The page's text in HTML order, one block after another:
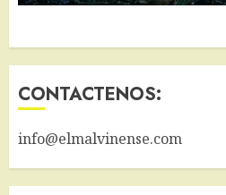
CONTACTENOS:
info@elmalvinense.com